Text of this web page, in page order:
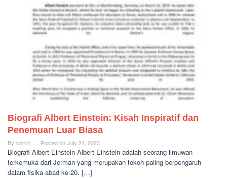
Biografi Albert Einstein: Kisah Inspiratif dan
Penemuan Luar Biasa
By admin Posted onJuly 21, 2023
Biografi Albert Einstein Albert Einstein adalah seorang ilmuwan
terkemuka dari Jerman yang merupakan tokoh paling berpengaruh
dalam fisika abad ke-20. […]